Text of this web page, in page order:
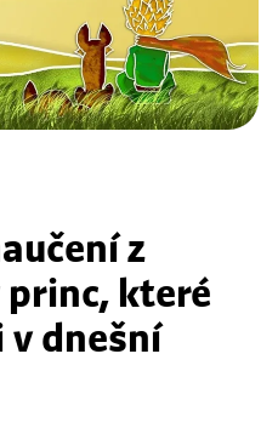
z
princ, které
dnešní